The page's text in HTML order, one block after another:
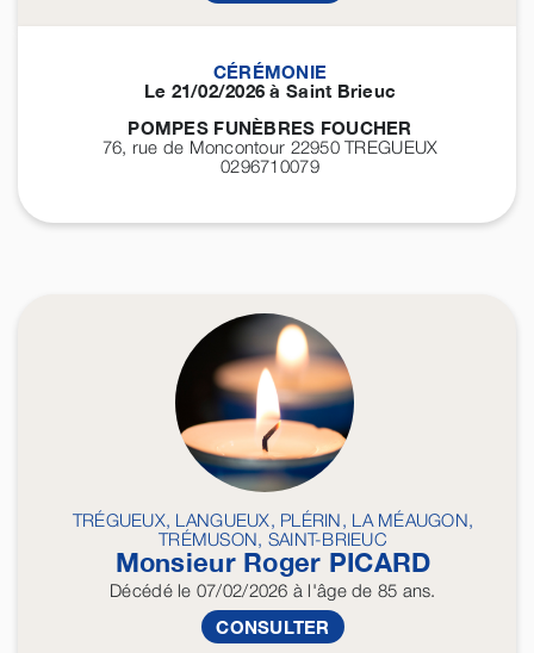
CÉRÉMONIE
Le 21/02/2026 à Saint Brieuc
POMPES FUNÈBRES FOUCHER
76, rue de Moncontour 22950TREGUEUX
0296710079
TRÉGUEUX, LANGUEUX, PLÉRIN, LA MÉAUGON,
TRÉMUSON, SAINT-BRIEUC
Monsieur Roger PICARD
Décédéle 07/02/2026 à l'âge de 85 ans.
CONSULTER